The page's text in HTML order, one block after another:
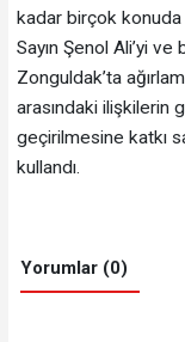
kadar birçok konuda
Sayın Şenol Ali’yi
Zonguldak’ta
arasındaki ilişkilerin
geçirilmesine katkı
kullandı.
Yorumlar (0)